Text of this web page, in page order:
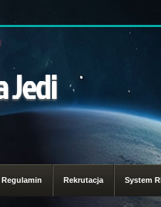
Jedi
Regulamin Rekrutacja System